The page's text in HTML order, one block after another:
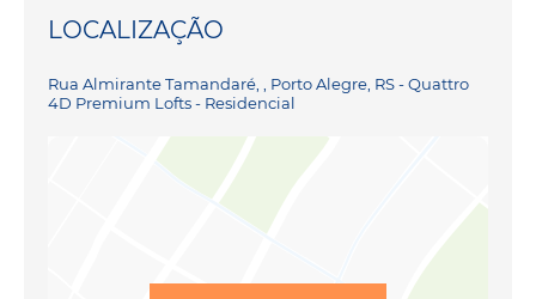
LOCALIZAÇÃO
Rua Almirante Tamandaré, , Porto Alegre, RS - Quattro
4D Premium Lofts - Residencial